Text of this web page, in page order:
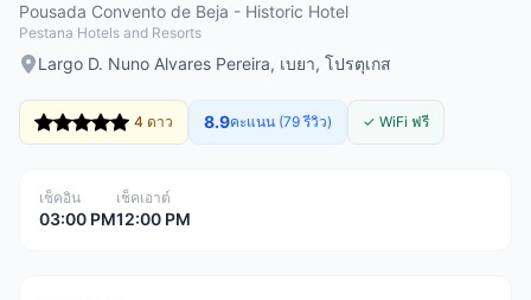
Pousada Convento de Beja - Historic Hotel
Pestana Hotels and Resorts
Largo D. Nuno Alvares Pereira, เบยา, โปรตุเกส
4 ดาว 8.9คะแนน (79 รีวิว) ✓ WiFi ฟรี
เช็คอิน
03:00 PM
เช็คเอาต์
12:00 PM